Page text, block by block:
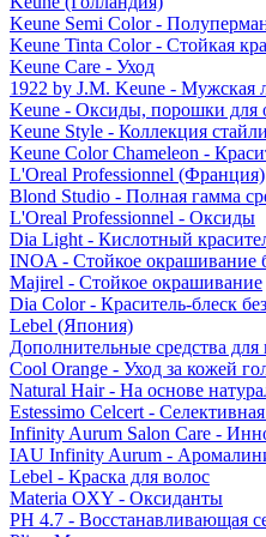
Keune Semi Color -
Keune Tinta Color - Стойкая
Keune Care - Уход
1922 by J.M. Keune - Мужская
Keune - Оксиды, порошки для
Keune Style - Коллекция
Keune Color Chameleon -
L'Oreal Professionnel (Франция)
Blond Studio - Полная гамма
L'Oreal Professionnel - Оксиды
Dia Light - Кислотный
INOA - Стойкое окрашивание
Majirel - Стойкое окрашивание
Dia Color - Краситель-блеск
Lebel (Япония)
Дополнительные средства
Cool Orange - Уход за кожей
Natural Hair - На основе
Estessimo Celcert -
Infinity Aurum Salon Care -
IAU Infinity Aurum -
Lebel - Краска для волос
Materia OXY - Оксиданты
PH 4.7 - Восстанавливающая